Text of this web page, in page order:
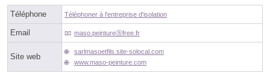
Téléphone Téléphoner à l'entreprise d'isolation
Email maso.peintureⓐfree.fr
Site web
sarlmasoetfils.site-solocal.com
www.maso-peinture.com